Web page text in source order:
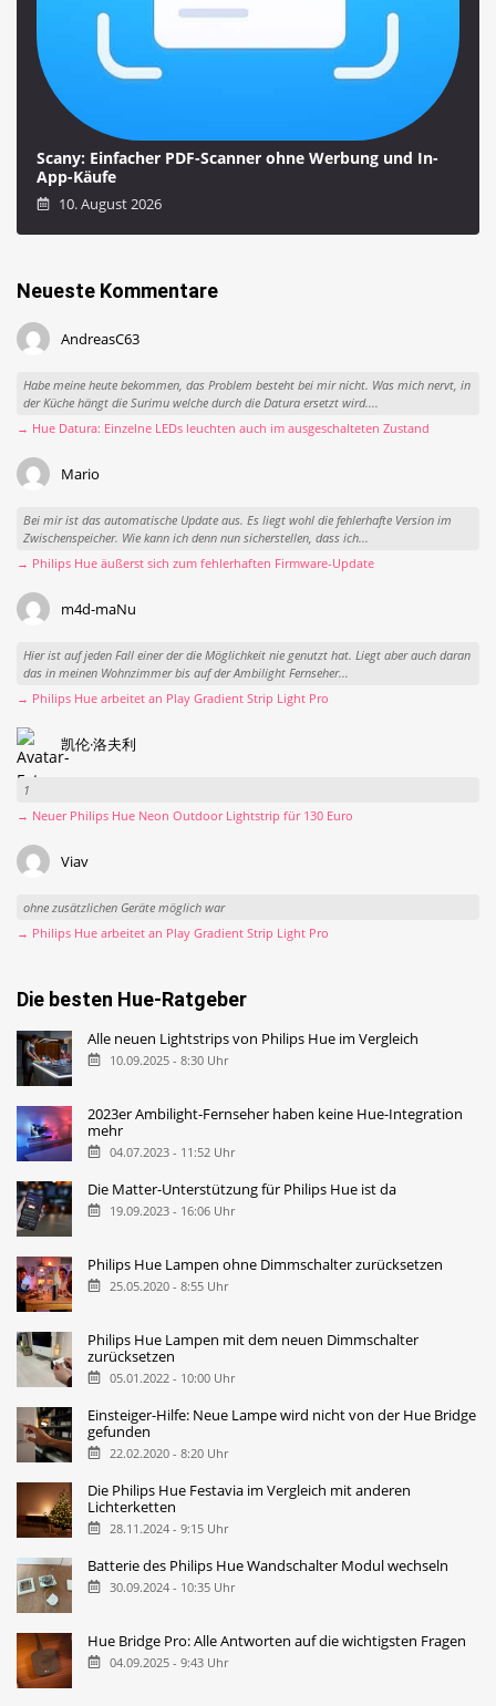
Scany: Einfacher PDF-Scanner ohne Werbung und In-
App-Käufe
10. August 2026
Neueste Kommentare
AndreasC63
Habe meine heute bekommen, das Problem besteht bei mir nicht. Was mich nervt, in
der Küche hängt die Surimu welche durch die Datura ersetzt wird....
→ Hue Datura: Einzelne LEDs leuchten auch im ausgeschalteten Zustand
Mario
Bei mir ist das automatische Update aus. Es liegt wohl die fehlerhafte Version im
Zwischenspeicher. Wie kann ich denn nun sicherstellen, dass ich...
→ Philips Hue äußerst sich zum fehlerhaften Firmware-Update
m4d-maNu
Hier ist auf jeden Fall einer der die Möglichkeit nie genutzt hat. Liegt aber auch daran
das in meinen Wohnzimmer bis auf der Ambilight Fernseher...
→ Philips Hue arbeitet an Play Gradient Strip Light Pro
凯伦·洛夫利
1
→ Neuer Philips Hue Neon Outdoor Lightstrip für 130 Euro
Viav
ohne zusätzlichen Geräte möglich war
→ Philips Hue arbeitet an Play Gradient Strip Light Pro
Die besten Hue-Ratgeber
Alle neuen Lightstrips von Philips Hue im Vergleich
10.09.2025 - 8:30 Uhr
2023er Ambilight-Fernseher haben keine Hue-Integration
mehr
04.07.2023 - 11:52 Uhr
Die Matter-Unterstützung für Philips Hue ist da
19.09.2023 - 16:06 Uhr
Philips Hue Lampen ohne Dimmschalter zurücksetzen
25.05.2020 - 8:55 Uhr
Philips Hue Lampen mit dem neuen Dimmschalter
zurücksetzen
05.01.2022 - 10:00 Uhr
Einsteiger-Hilfe: Neue Lampe wird nicht von der Hue Bridge
gefunden
22.02.2020 - 8:20 Uhr
Die Philips Hue Festavia im Vergleich mit anderen
Lichterketten
28.11.2024 - 9:15 Uhr
Batterie des Philips Hue Wandschalter Modul wechseln
30.09.2024 - 10:35 Uhr
Hue Bridge Pro: Alle Antworten auf die wichtigsten Fragen
04.09.2025 - 9:43 Uhr